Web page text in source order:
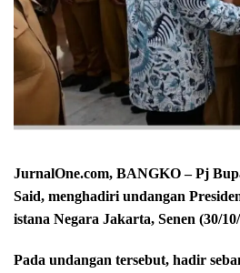
JurnalOne.com, BANGKO – Pj
Said, menghadiri undangan
istana Negara Jakarta, Senen (30/
Pada undangan tersebut, hadir